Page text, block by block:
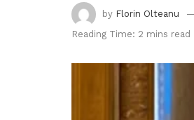
by Florin Olteanu
Reading Time: 2 mins read